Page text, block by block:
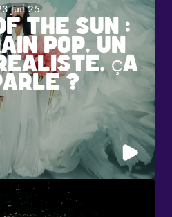
Juil 25
THE SUN :
POP, UN
ÇA
?